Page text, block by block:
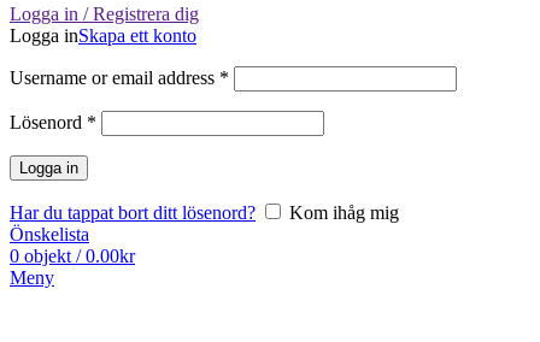
Logga in / Registrera dig
Logga inSkapa ett konto
Username or email address *
Lösenord *
Logga in
Har du tappat bort ditt lösenord?
Kom ihåg mig
Önskelista
0 objekt / 0.00kr
Meny